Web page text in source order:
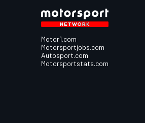
Motor1.com
Motorsportjobs.com
Autosport.com
Motorsportstats.com